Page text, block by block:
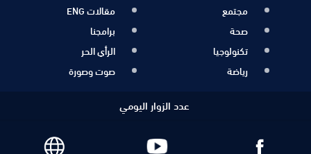
مجتمع
صحة
تكنولوجيا
رياضة
مقالات ENG
برامجنا
الرأي الحر
صوت وصورة
عدد الزوار اليومي